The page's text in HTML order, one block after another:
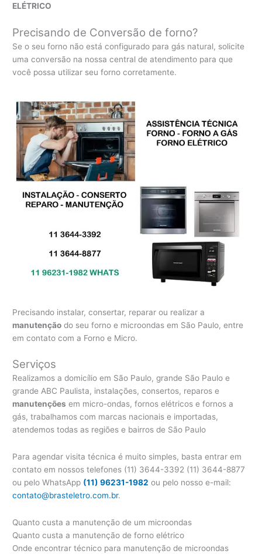
ELÉTRICO
Precisando de Conversão de forno?
Se o seu forno não está configurado para gás natural, solicite
uma conversão na nossa central de atendimento para que
você possa utilizar seu forno corretamente.
Precisando instalar, consertar, reparar ou realizar a
manutenção do seu forno e microondas em São Paulo, entre
em contato com a Forno e Micro.
Serviços
Realizamos a domicílio em São Paulo, grande São Paulo e
grande ABC Paulista, instalações, consertos, reparos e
manutenções em micro-ondas, fornos elétricos e fornos a
gás, trabalhamos com marcas nacionais e importadas,
atendemos todas as regiões e bairros de São Paulo
Para agendar visita técnica é muito simples, basta entrar em
contato em nossos telefones (11) 3644-3392 (11) 3644-8877
ou pelo WhatsApp (11) 96231-1982 ou pelo nosso e-mail:
contato@brasteletro.com.br.
Quanto custa a manutenção de um microondas
Quanto custa a manutenção de forno elétrico
Onde encontrar técnico para manutenção de microondas